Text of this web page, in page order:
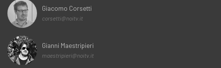
Giacomo Corsetti
corsetti@noitv.it
Gianni Maestripieri
maestripieri@noitv.it